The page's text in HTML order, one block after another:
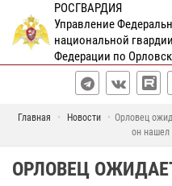
РОСГВАРДИЯ
Управление
национальной
Федерации по
Главная Новости
Орловец
он нашел
ОРЛОВЕЦ